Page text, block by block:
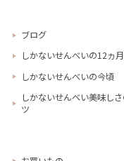
ブログ
しかないせんべいの12ヵ月
しかないせんべいの今頃
しかないせんべい美味し
ツ